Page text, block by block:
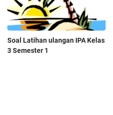
Soal Latihan ulangan IPA Kelas
3 Semester 1